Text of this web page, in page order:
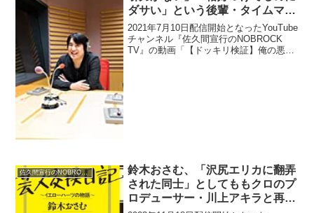
ダサい」という後輩・タイムマシ
ーン3号の山本の的確な指摘に心
を折られつつ「芯をとらえてる
ね」
2021年7月10日配信開始となったYouTube
チャンネル『佐久間宣行のNOBROCK
TV』の動画「【ドッキリ検証】俺の悪い
佐久間宣行のNOBROCK TV
鈴木おさむ、「沢尻エリカに翻弄
された同士」としてももクロのプ
ロデューサー・川上アキラと再会